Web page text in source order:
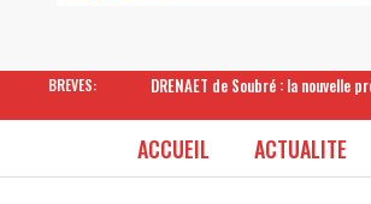
BREVES: DRENAET de Soubré : la nouvelle
ACCUEIL ACTUALITE